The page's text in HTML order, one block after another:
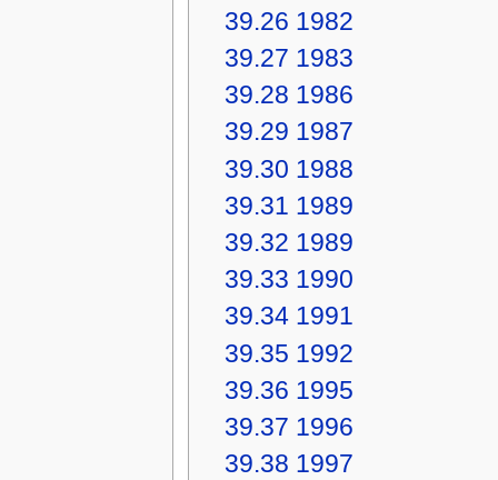
39.26 1982
39.27 1983
39.28 1986
39.29 1987
39.30 1988
39.31 1989
39.32 1989
39.33 1990
39.34 1991
39.35 1992
39.36 1995
39.37 1996
39.38 1997